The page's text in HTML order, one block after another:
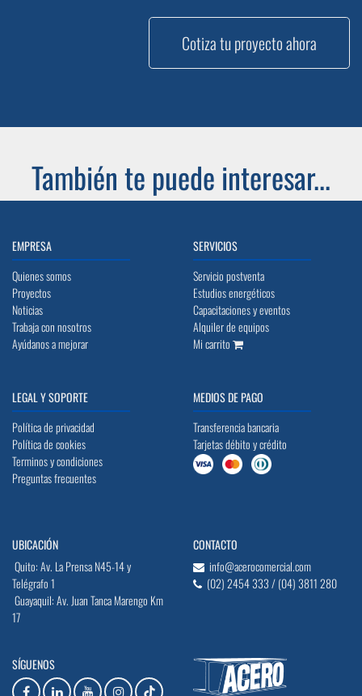
Cotiza tu proyecto ahora
También te puede interesar...
EMPRESA
Quienes somos
Proyectos
Noticias
Trabaja con nosotros
Ayúdanos a mejorar
SERVICIOS
Servicio postventa
Estudios energéticos
Capacitaciones y eventos
Alquiler de equipos
Mi carrito
LEGAL Y SOPORTE
Política de privacidad
Política de cookies
Terminos y condiciones
Preguntas frecuentes
MEDIOS DE PAGO
Transferencia bancaria
Tarjetas débito y crédito
UBICACIÓN
Quito: Av. La Prensa N45-14 y
Telégrafo 1
Guayaquil: Av. Juan Tanca Marengo Km
17
CONTACTO
info@acerocomercial.com
(02) 2454 333 / (04) 3811 280
SÍGUENOS